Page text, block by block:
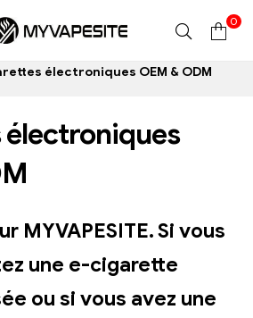
0
électroniques OEM & ODM
MYVAPESITE. Si vous
une e-cigarette
ou si vous avez une